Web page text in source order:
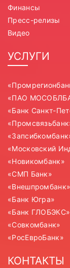
Финансы
Пресс-релизы
Видео
УСЛУГИ
«ПАО
«Банк Санкт-
«Московский
«Новикомбанк»
«СМП Банк»
«Внешпромбанк»
«Банк Югра»
«Банк ГЛОБЭКС»
«Совкомбанк»
«РосЕвроБанк»
КОНТАКТЫ